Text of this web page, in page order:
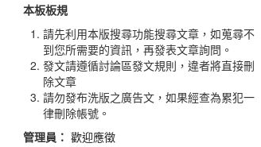
本板板規
請先利用本版搜尋功能搜尋文章，如蒐尋不
到您所需要的資訊，再發表文章詢問。
發文請遵循討論區發文規則，違者將直接刪
除文章
請勿發布洗版之廣告文，如果經查為累犯一
律刪除帳號。
管理員： 歡迎應徵